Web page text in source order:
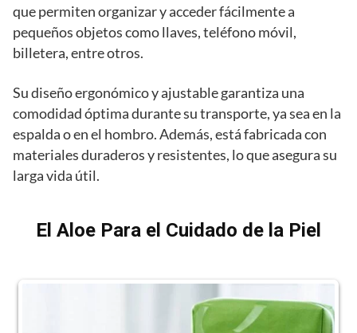
que permiten organizar y acceder fácilmente a
pequeños objetos como llaves, teléfono móvil,
billetera, entre otros.
Su diseño ergonómico y ajustable garantiza una
comodidad óptima durante su transporte, ya sea en la
espalda o en el hombro. Además, está fabricada con
materiales duraderos y resistentes, lo que asegura su
larga vida útil.
El Aloe Para el Cuidado de la Piel